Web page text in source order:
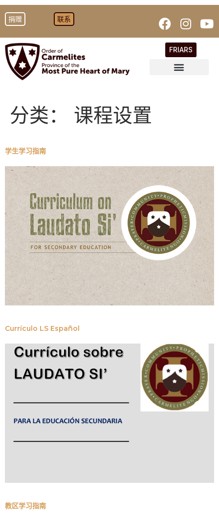
捐赠 联系
FRIARS
分类： 课程设置
学生学习指南
Currículo LS Español
教区学习指南